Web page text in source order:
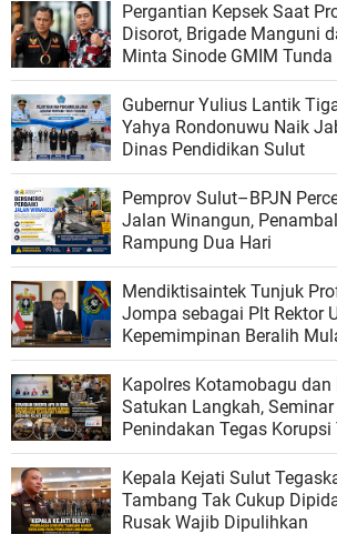
Pergantian Kepsek Saat
Disorot, Brigade Manguni
Minta Sinode GMIM
Gubernur Yulius Lantik
Yahya Rondonuwu Naik
Dinas Pendidikan Sulut
Pemprov Sulut–BPJN
Jalan Winangun,
Rampung Dua Hari
Mendiktisaintek Tunjuk
Jompa sebagai Plt Rektor
Kepemimpinan Beralih
Kapolres Kotamobagu
Satukan Langkah,
Penindakan Tegas
Kejahatan Ekologi
Kepala Kejati Sulut
Tambang Tak Cukup
Rusak Wajib Dipulihkan